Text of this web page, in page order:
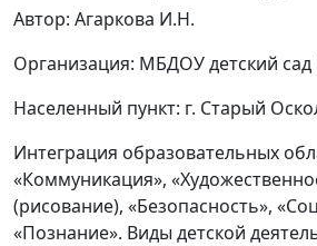
Автор: Агаркова И.Н.
Организация: МБДОУ детский
Населенный пункт: г. Старый
Интеграция образовательных
«Коммуникация»,
(рисование), «Безопасность»,
«Познание». Виды детской